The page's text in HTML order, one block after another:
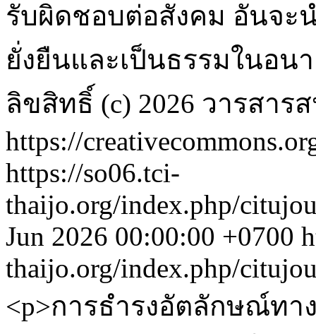
รับผิดชอบต่อสังคม อันจะ
ยั่งยืนและเป็นธรรมในอน
ลิขสิทธิ์ (c) 2026 วารสาร
https://
https://so06.tci-
thaijo.org/index.php/
Jun 2026 00:00:00 +0700
thaijo.org/index.php/
<p>การธำรงอัตลักษณ์ท